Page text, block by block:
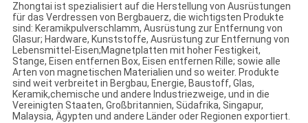
Zhongtai ist spezialisiert auf die Herstellung von Ausrüstungen
für das Verdressen von Bergbauerz, die wichtigsten Produkte
sind: Keramikpulverschlamm, Ausrüstung zur Entfernung von
Glasur; Hardware, Kunststoffe, Ausrüstung zur Entfernung von
Lebensmittel-Eisen;Magnetplatten mit hoher Festigkeit,
Stange, Eisen entfernen Box, Eisen entfernen Rille; sowie alle
Arten von magnetischen Materialien und so weiter. Produkte
sind weit verbreitet in Bergbau, Energie, Baustoff, Glas,
Keramik,chemische und andere Industriezweige, und in die
Vereinigten Staaten, Großbritannien, Südafrika, Singapur,
Malaysia, Ägypten und andere Länder oder Regionen exportiert.